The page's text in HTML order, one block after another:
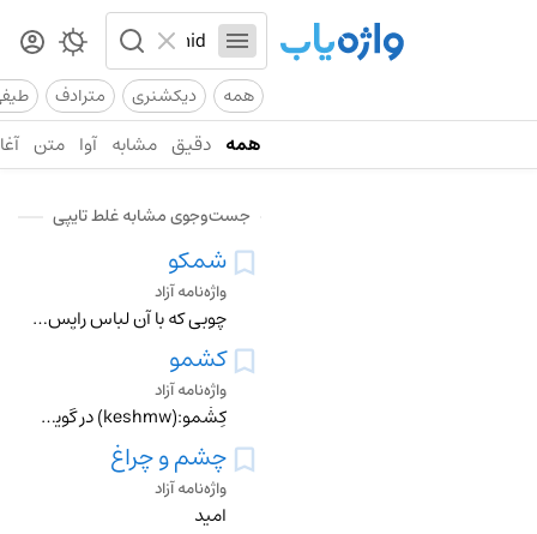
همه دیکشنری مترادف
همه دقیق مشابه آوا متن
جست‌وجوی مشابه غلط تایپی
شمکو
واژه‌نامه آزاد
چوبی که با آن لباس راپس از اضافه کردن مواد شوینده به آن بر روی تخته سنگی قرار داده و بااین چوب (شمکو)به کرات کوبیده و به این طریق می شستند.
کشمو
واژه‌نامه آزاد
کِشْمو:(keshmw) در گویش گنابادی یعنی زمین های زراعی و باغات ، محل کشت و زرع
چشم و چراغ
واژه‌نامه آزاد
امید